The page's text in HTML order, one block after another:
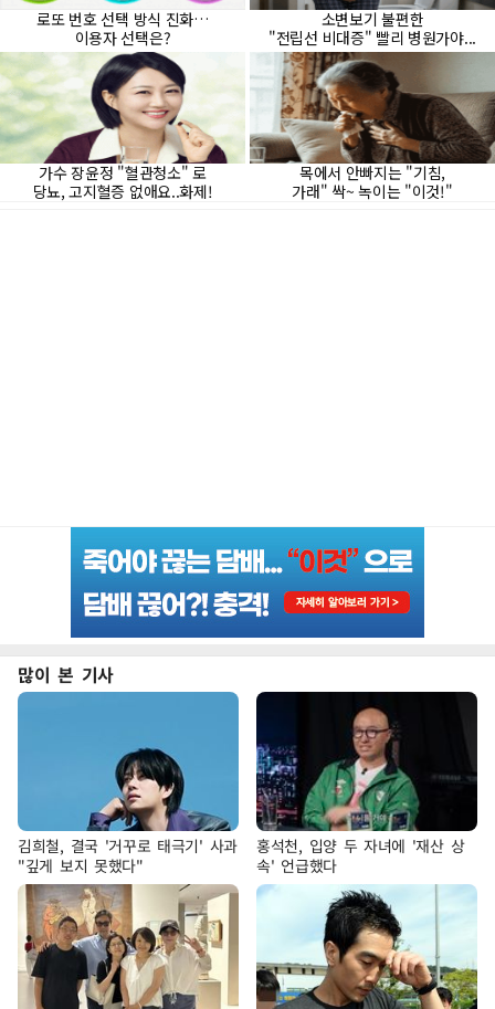
많이 본 기사
김희철, 결국 '거꾸로 태극기' 사과
"깊게 보지 못했다"
홍석천, 입양 두 자녀에 '재산 상
속' 언급했다